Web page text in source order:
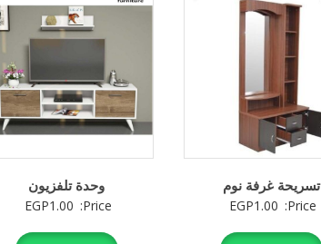
تسريحة غرفة نوم
Price:
EGP1.00
وحدة تلفزيون
Price:
EGP1.00